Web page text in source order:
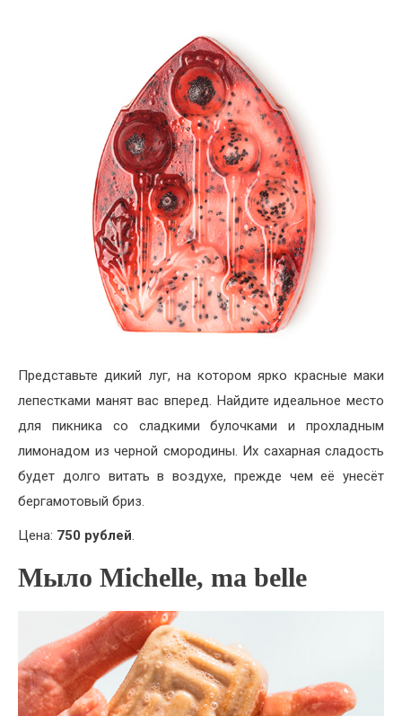
Представьте дикий луг, на котором ярко красные маки
лепестками манят вас вперед. Найдите идеальное место
для пикника со сладкими булочками и прохладным
лимонадом из черной смородины. Их сахарная сладость
будет долго витать в воздухе, прежде чем её унесёт
бергамотовый бриз.
Цена: 750 рублей.
Мыло Michelle, ma belle